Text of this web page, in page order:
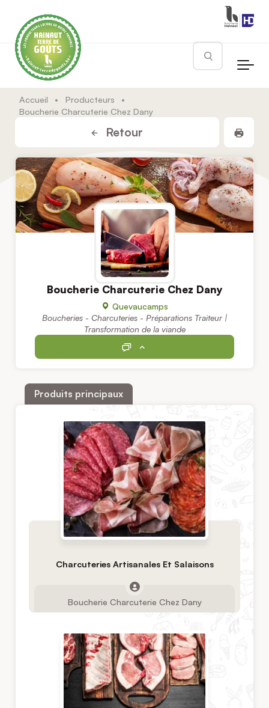
Rechercher
Accueil • Producteurs
•
Boucherie Charcuterie Chez Dany
Retour
Boucherie Charcuterie Chez Dany
Quevaucamps
Boucheries - Charcuteries - Préparations Traiteur |
Transformation de la viande
Produits principaux
Charcuteries Artisanales Et Salaisons
Boucherie Charcuterie Chez Dany